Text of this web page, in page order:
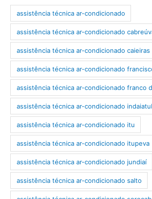
assistência técnica ar-condicionado
assistência técnica ar-condicionado
assistência técnica ar-condicionado caieiras
assistência técnica ar-condicionado
assistência técnica ar-condicionado franco
assistência técnica ar-condicionado
assistência técnica ar-condicionado itu
assistência técnica ar-condicionado itupeva
assistência técnica ar-condicionado jundiaí
assistência técnica ar-condicionado salto